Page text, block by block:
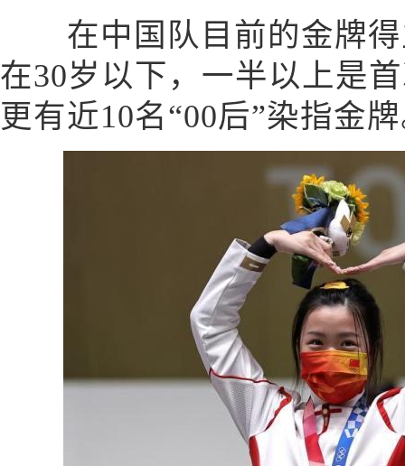
在中国队目前的金牌得
在30岁以下，一半以上是
更有近10名“00后”染指金